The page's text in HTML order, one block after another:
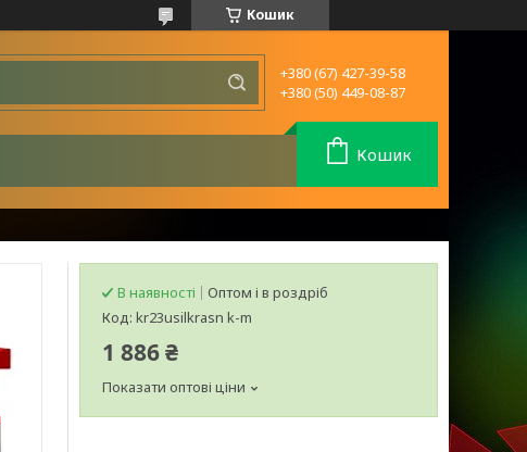
Кошик
+380 (67) 427-39-58
+380 (50) 449-08-87
Кошик
В наявності
Оптом і в роздріб
Код: kr23usilkrasn k-m
1 886 ₴
Показати оптові ціни